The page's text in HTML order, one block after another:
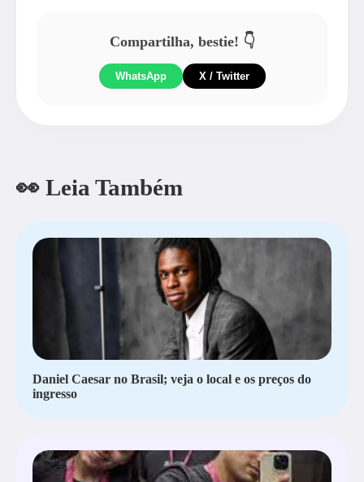
Compartilha, bestie! 👇
WhatsApp X / Twitter
👀 Leia Também
Daniel Caesar no Brasil; veja o local e os preços do
ingresso